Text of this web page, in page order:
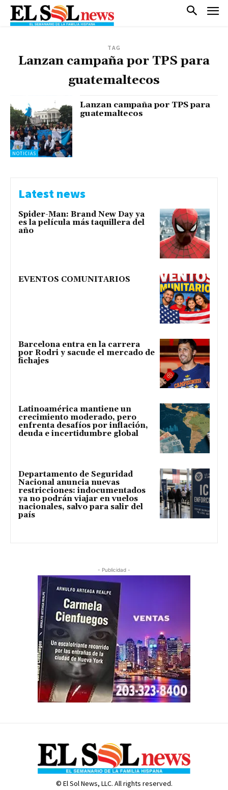
TAG
Lanzan campaña por TPS para
guatemaltecos
NOTICIAS
Lanzan campaña por TPS para
guatemaltecos
Latest news
Spider-Man: Brand New Day ya
es la película más taquillera del
año
EVENTOS COMUNITARIOS
Barcelona entra en la carrera
por Rodri y sacude el mercado de
fichajes
Latinoamérica mantiene un
crecimiento moderado, pero
enfrenta desafíos por inflación,
deuda e incertidumbre global
Departamento de Seguridad
Nacional anuncia nuevas
restricciones: indocumentados
ya no podrán viajar en vuelos
nacionales, salvo para salir del
país
- Publicidad -
© El Sol News, LLC. All rights reserved.